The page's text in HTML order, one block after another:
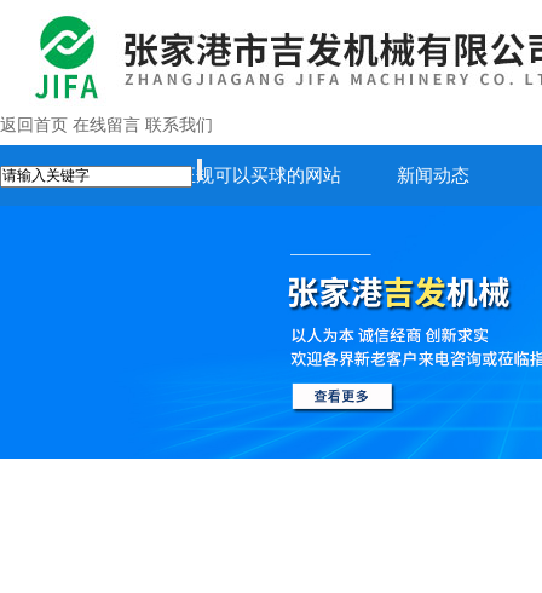
返回首页 在线留言 联系我们
首页 正规可以买球的网站 新闻动态